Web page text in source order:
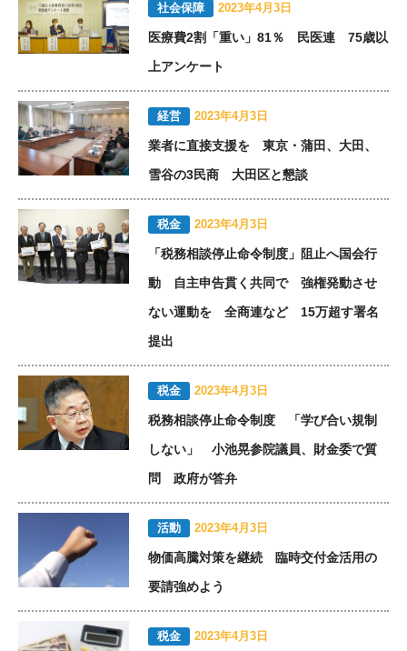
社会保障 2023年4月3日
医療費2割「重い」81％ 民医連 75歳以
上アンケート
経営 2023年4月3日
業者に直接支援を 東京・蒲田、大田、
雪谷の3民商 大田区と懇談
税金 2023年4月3日
「税務相談停止命令制度」阻止へ国会行
動 自主申告貫く共同で 強権発動させ
ない運動を 全商連など 15万超す署名
提出
税金 2023年4月3日
税務相談停止命令制度 「学び合い規制
しない」 小池晃参院議員、財金委で質
問 政府が答弁
活動 2023年4月3日
物価高騰対策を継続 臨時交付金活用の
要請強めよう
税金 2023年4月3日